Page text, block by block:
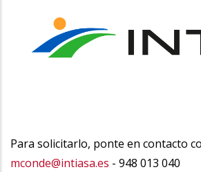
Para solicitarlo, ponte en contacto
mconde@intiasa.es - 948 013 040